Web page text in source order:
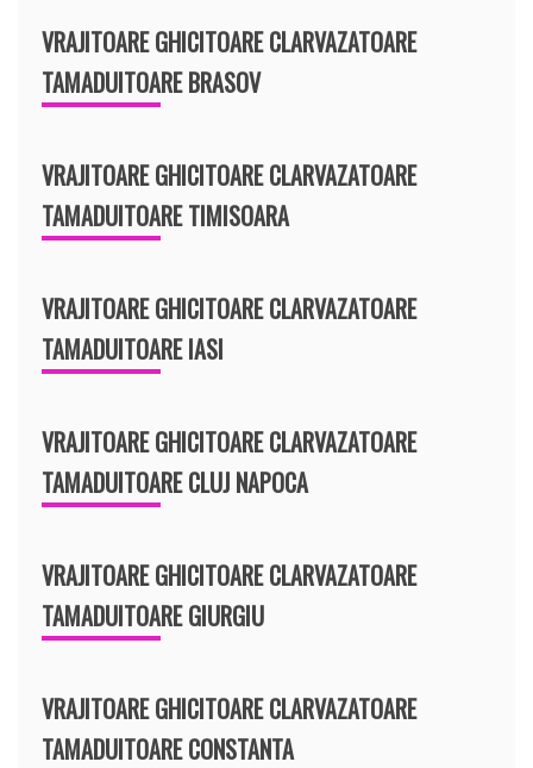
VRAJITOARE GHICITOARE CLARVAZATOARE
TAMADUITOARE BRASOV
VRAJITOARE GHICITOARE CLARVAZATOARE
TAMADUITOARE TIMISOARA
VRAJITOARE GHICITOARE CLARVAZATOARE
TAMADUITOARE IASI
VRAJITOARE GHICITOARE CLARVAZATOARE
TAMADUITOARE CLUJ NAPOCA
VRAJITOARE GHICITOARE CLARVAZATOARE
TAMADUITOARE GIURGIU
VRAJITOARE GHICITOARE CLARVAZATOARE
TAMADUITOARE CONSTANTA